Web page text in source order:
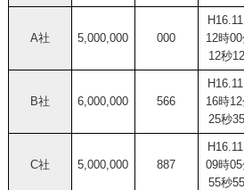
A社 5,000,000 000
12時00
12秒
B社 6,000,000 566
16時12
25秒
C社 5,000,000 887
09時05
55秒